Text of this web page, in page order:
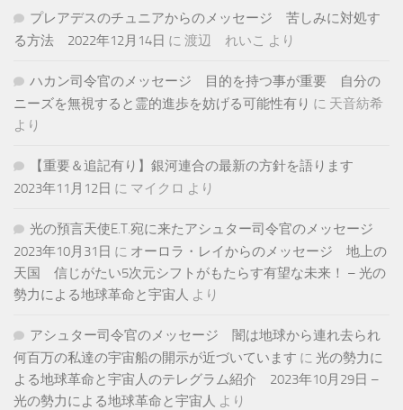
プレアデスのチュニアからのメッセージ 苦しみに対処す
る方法 2022年12月14日 に 渡辺 れいこ より
ハカン司令官のメッセージ 目的を持つ事が重要 自分の
ニーズを無視すると霊的進歩を妨げる可能性有り に 天音紡希
より
【重要＆追記有り】銀河連合の最新の方針を語ります
2023年11月12日 に マイクロ より
光の預言天使E.T.宛に来たアシュター司令官のメッセージ
2023年10月31日 に オーロラ・レイからのメッセージ 地上の
天国 信じがたい5次元シフトがもたらす有望な未来！ – 光の
勢力による地球革命と宇宙人 より
アシュター司令官のメッセージ 闇は地球から連れ去られ
何百万の私達の宇宙船の開示が近づいています に 光の勢力に
よる地球革命と宇宙人のテレグラム紹介 2023年10月29日 –
光の勢力による地球革命と宇宙人 より